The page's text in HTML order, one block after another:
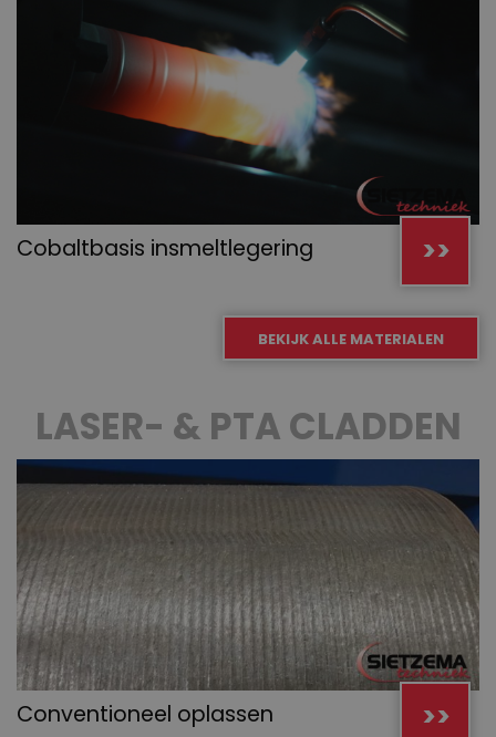
>>
Cobaltbasis insmeltlegering
BEKIJK ALLE MATERIALEN
LASER- & PTA CLADDEN
>>
Conventioneel oplassen